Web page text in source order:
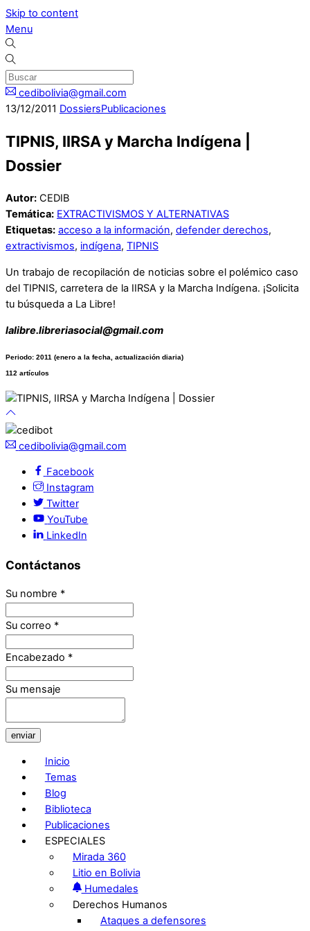
Skip to content
Menu
cedibolivia@gmail.com
13/12/2011 DossiersPublicaciones
TIPNIS, IIRSA y Marcha Indígena |
Dossier
Autor: CEDIB
Temática: EXTRACTIVISMOS Y ALTERNATIVAS
Etiquetas: acceso a la información, defender derechos,
extractivismos, indígena, TIPNIS
Un trabajo de recopilación de noticias sobre el polémico caso
del TIPNIS, carretera de la IIRSA y la Marcha Indígena. ¡Solicita
tu búsqueda a La Libre!
lalibre.libreriasocial@gmail.com
Periodo: 2011 (enero a la fecha, actualización diaria)
112 artículos
cedibolivia@gmail.com
Facebook
Instagram
Twitter
YouTube
LinkedIn
Contáctanos
Su nombre *
Su correo *
Encabezado *
Su mensaje
enviar
Inicio
Temas
Blog
Biblioteca
Publicaciones
ESPECIALES
Mirada 360
Litio en Bolivia
Humedales
Derechos Humanos
Ataques a defensores